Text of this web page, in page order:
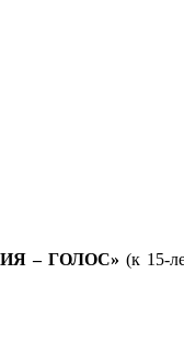
– ГОЛОС» (к 15-